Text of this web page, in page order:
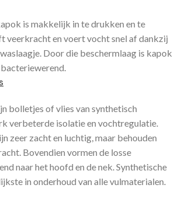
is makkelijk in te drukken en te
veerkracht en voert vocht snel af dankzij
Door die beschermlaag is kapok
bolletjes of vlies van synthetisch
verbeterde isolatie en vochtregulatie.
zeer zacht en luchtig, maar behouden
Bovendien vormen de losse
naar het hoofd en de nek. Synthetische
in onderhoud van alle vulmaterialen.